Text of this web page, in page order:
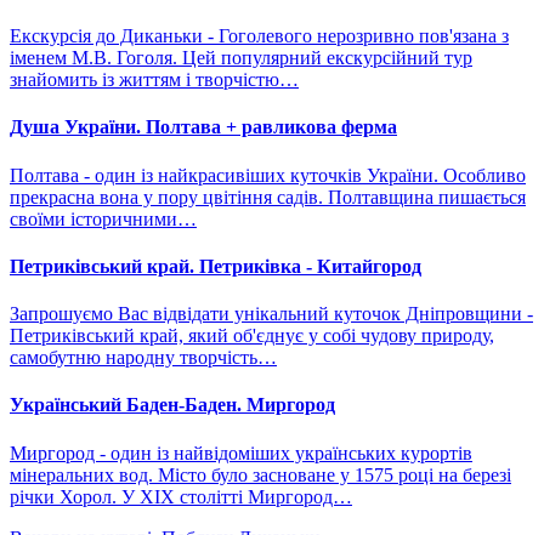
Екскурсія до Диканьки - Гоголевого нерозривно пов'язана з
іменем М.В. Гоголя. Цей популярний екскурсійний тур
знайомить із життям і творчістю…
Душа України. Полтава + равликова ферма
Полтава - один із найкрасивіших куточків України. Особливо
прекрасна вона у пору цвітіння садів. Полтавщина пишається
своїми історичними…
Петриківський край. Петриківка - Китайгород
Запрошуємо Вас відвідати унікальний куточок Дніпровщини -
Петриківський край, який об'єднує у собі чудову природу,
самобутню народну творчість…
Український Баден-Баден. Миргород
Миргород - один із найвідоміших українських курортів
мінеральних вод. Місто було засноване у 1575 році на березі
річки Хорол. У XIX столітті Миргород…